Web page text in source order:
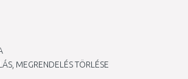
MEGRENDELÉS TÖRLÉSE